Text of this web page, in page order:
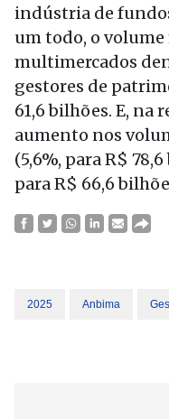
indústria de
um todo, o
multimercados
gestores de
61,6 bilhões. E, na
aumento nos
(5,6%, para R$
para R$ 66,6
2025 Anbima